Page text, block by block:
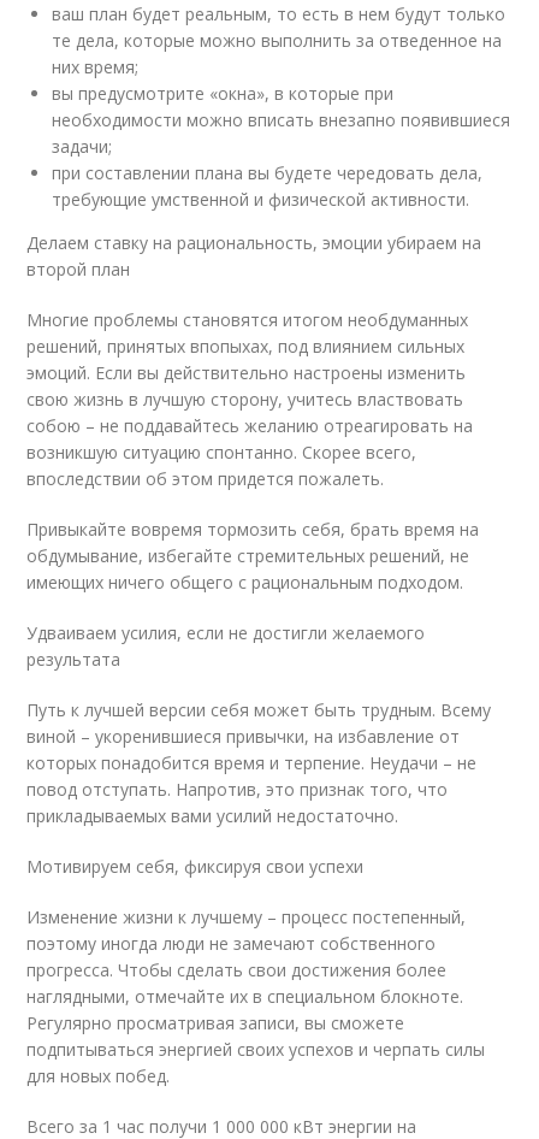
ваш план будет реальным, то есть в нем будут только
те дела, которые можно выполнить за отведенное на
них время;
вы предусмотрите «окна», в которые при
необходимости можно вписать внезапно появившиеся
задачи;
при составлении плана вы будете чередовать дела,
требующие умственной и физической активности.
Делаем ставку на рациональность, эмоции убираем на
второй план
Многие проблемы становятся итогом необдуманных
решений, принятых впопыхах, под влиянием сильных
эмоций. Если вы действительно настроены изменить
свою жизнь в лучшую сторону, учитесь властвовать
собою – не поддавайтесь желанию отреагировать на
возникшую ситуацию спонтанно. Скорее всего,
впоследствии об этом придется пожалеть.
Привыкайте вовремя тормозить себя, брать время на
обдумывание, избегайте стремительных решений, не
имеющих ничего общего с рациональным подходом.
Удваиваем усилия, если не достигли желаемого
результата
Путь к лучшей версии себя может быть трудным. Всему
виной – укоренившиеся привычки, на избавление от
которых понадобится время и терпение. Неудачи – не
повод отступать. Напротив, это признак того, что
прикладываемых вами усилий недостаточно.
Мотивируем себя, фиксируя свои успехи
Изменение жизни к лучшему – процесс постепенный,
поэтому иногда люди не замечают собственного
прогресса. Чтобы сделать свои достижения более
наглядными, отмечайте их в специальном блокноте.
Регулярно просматривая записи, вы сможете
подпитываться энергией своих успехов и черпать силы
для новых побед.
Всего за 1 час получи 1 000 000 кВт энергии на